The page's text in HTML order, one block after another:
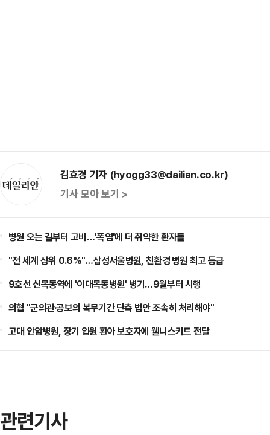
김효경 기자 (hyogg33@dailian.co.kr)
기사 모아 보기 >
병원 오는 길부터 고비…'폭염'에 더 취약한 환자들
"전 세계 상위 0.6%"…삼성서울병원, 친환경 병원 최고 등급
9호선 신목동역에 '이대목동병원' 병기…9월부터 시행
의협 "군의관·공보의 복무기간 단축 법안 조속히 처리해야"
고대 안암병원, 장기 입원 환아 보호자에 웰니스키트 전달
관련기사